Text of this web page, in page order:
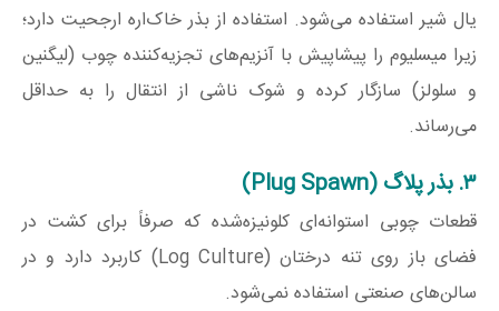
یال شیر استفاده می‌شود. استفاده از بذر خاک‌اره ارجحیت دارد؛
زیرا میسلیوم را پیشاپیش با آنزیم‌های تجزیه‌کننده چوب (لیگنین
و سلولز) سازگار کرده و شوک ناشی از انتقال را به حداقل
می‌رساند.
۳. بذر پلاگ (Plug Spawn)
قطعات چوبی استوانه‌ای کلونیزه‌شده که صرفاً برای کشت در
فضای باز روی تنه درختان (Log Culture) کاربرد دارد و در
سالن‌های صنعتی استفاده نمی‌شود.